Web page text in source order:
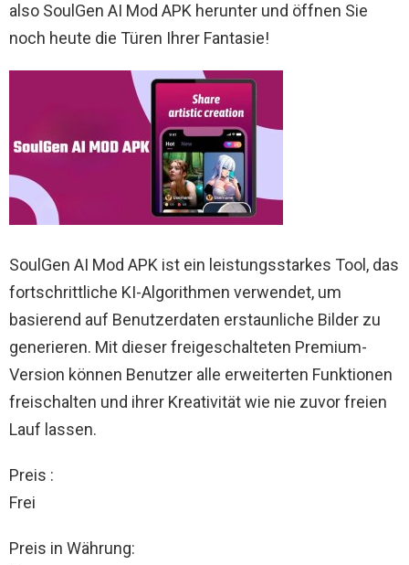
also SoulGen AI Mod APK herunter und öffnen Sie
noch heute die Türen Ihrer Fantasie!
SoulGen AI Mod APK ist ein leistungsstarkes Tool, das
fortschrittliche KI-Algorithmen verwendet, um
basierend auf Benutzerdaten erstaunliche Bilder zu
generieren. Mit dieser freigeschalteten Premium-
Version können Benutzer alle erweiterten Funktionen
freischalten und ihrer Kreativität wie nie zuvor freien
Lauf lassen.
Preis :
Frei
Preis in Währung: